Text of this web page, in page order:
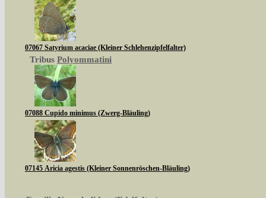
07067 Satyrium acaciae (Kleiner Schlehenzipfelfalter)
Tribus Polyommatini
07088 Cupido minimus (Zwerg-Bläuling)
07145 Aricia agestis (Kleiner Sonnenröschen-Bläuling)